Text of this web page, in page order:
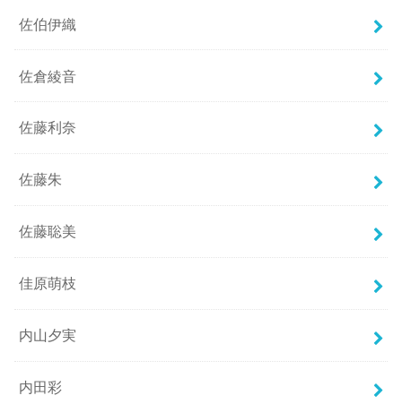
佐伯伊織
佐倉綾音
佐藤利奈
佐藤朱
佐藤聡美
佳原萌枝
内山夕実
内田彩